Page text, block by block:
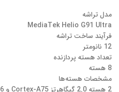
مدل تراشه
MediaTek Helio G91 Ultra
فرآیند ساخت تراشه
12 نانومتر
تعداد هسته پردازنده
8 هسته
مشخصات هسته‌ها